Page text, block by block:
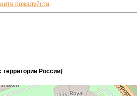
пожалуйста.
России)